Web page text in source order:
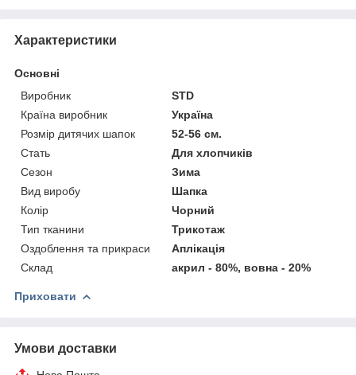
Характеристики
Основні
Виробник
STD
Країна виробник
Україна
Розмір дитячих шапок
52-56 см.
Стать
Для хлопчиків
Сезон
Зима
Вид виробу
Шапка
Колір
Чорний
Тип тканини
Трикотаж
Оздоблення та прикраси
Аплікація
Склад
акрил - 80%, вовна - 20%
Приховати
Умови доставки